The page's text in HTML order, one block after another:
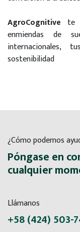
AgroCognitive te
enmiendas de
internacionales,
sostenibilidad
¿Cómo podemos
Póngase en
cualquier
Llámanos
+58 (424) 503-